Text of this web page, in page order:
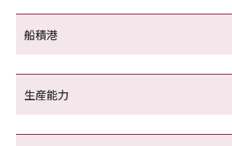
船積港
生産能力